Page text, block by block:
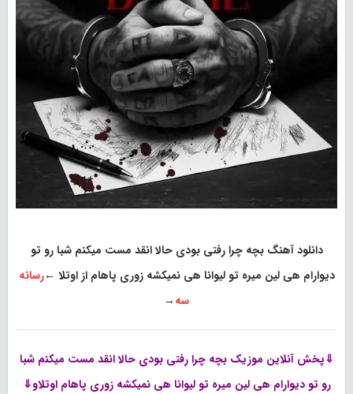
دانلود آهنگ بچه چرا رفتی بودی حالا انقد مست میکنم شبا رو تو
دیوارام هی لین میره تو لیوانا هی نمیکشه زوری پاهام از اوتلا ←رسانه
سه→
⇓پخش آنلاین موزیکبچه چرا رفتی بودی حالا انقد مست میکنم شبا
رو تو دیوارام هی لین میره تو لیوانا هی نمیکشه زوری پاهام اوتلاو⇓